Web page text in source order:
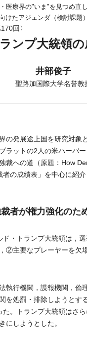
医療界の"いま"を見つめ直
けたアジェンダ（検討課題
170回〉
ンプ大統領
井部俊子
聖路加国際大学名誉教
の発展途上国を研究対象
ラットの2人の米ハー
裁への道（原題：How
の成績表」を中心に紹介
者が権力強化のた
・トランプ大統領は，
②主要なプレーヤーを欠
執行機関，諜報機関，倫
を処罰・排除しようとす
た。トランプ大統領はさ
にしようとした。